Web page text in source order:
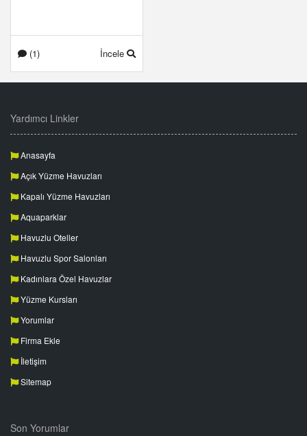
(1) İncele
Yardımcı Linkler
Anasayfa
Açık Yüzme Havuzları
Kapalı Yüzme Havuzları
Aquaparklar
Havuzlu Oteller
Havuzlu Spor Salonları
Kadınlara Özel Havuzlar
Yüzme Kursları
Yorumlar
Firma Ekle
İletişim
Sitemap
Son Yorumlar